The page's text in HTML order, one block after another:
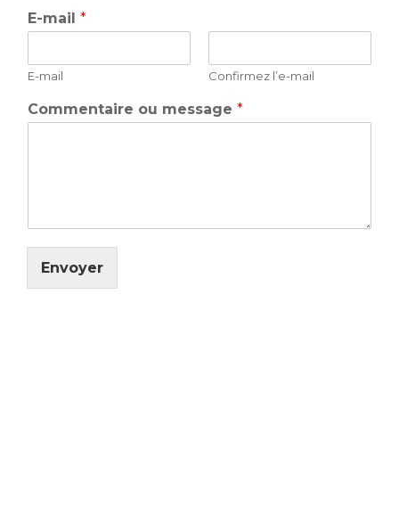
E-mail *
E-mail Confirmez l’e-mail
Commentaire ou message *
Envoyer